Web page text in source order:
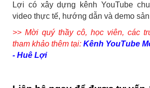
Lợi có xây dựng kênh YouTube
video thực tế, hướng dẫn và demo
>> Mời quý thầy cô, học viên, các
tham khảo thêm tại: Kênh YouTube
- Huê Lợi